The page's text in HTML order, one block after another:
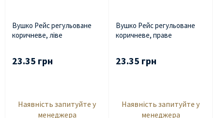
Вушко Рейс регульоване
коричневе, ліве
23.35 грн
Наявність запитуйте у
менеджера
Вушко Рейс регульоване
коричневе, праве
23.35 грн
Наявність запитуйте у
менеджера